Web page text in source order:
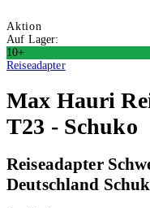
Aktion
Auf Lager:
10+
Reiseadapter
Max Hauri
T23 - Schuko
Reiseadapter
Deutschland